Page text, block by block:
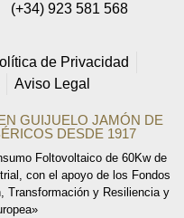
en lapolítica de privacidad.
de Privacidad
Aviso Legal
GUIJUELO JAMÓN DE
DESDE 1917
Foltovoltaico de 60Kw de
con el apoyo de los Fondos
Transformación y Resiliencia y
(+34) 923 581 568